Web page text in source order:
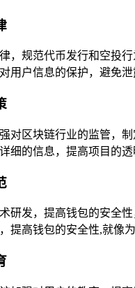
，规范代币发行和空投
用户信息的保护，避免
对区块链行业的监管，
细的信息，提高项目的
研发，提高钱包的安全
提高钱包的安全性,就像